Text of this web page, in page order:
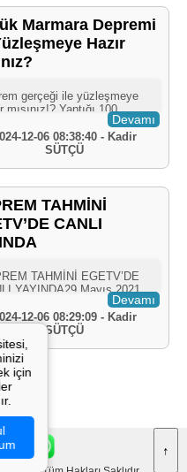
için
↑
Marmara Depremi
Hazır
Devamı
12-06 08:38:40 - Kadir
SÜTÇÜ
TAHMİNİ
CANLI
Devamı
12-06 08:29:09 - Kadir
SÜTÇÜ